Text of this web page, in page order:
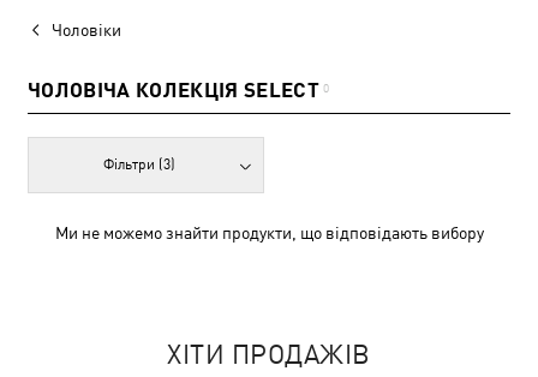
Чоловіки
ЧОЛОВІЧА КОЛЕКЦІЯ SELECT 0
Фільтри (3)
Ми не можемо знайти продукти, що відповідають вибору
ХІТИ ПРОДАЖІВ